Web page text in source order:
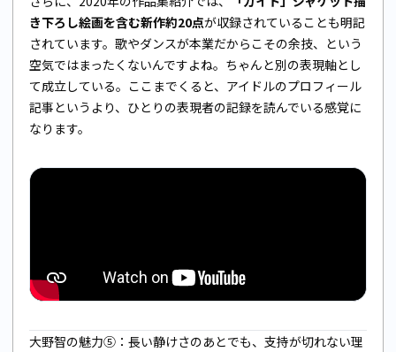
き下ろし絵画を含む新作約20点が収録されていることも明記
されています。歌やダンスが本業だからこその余技、という
空気ではまったくないんですよね。ちゃんと別の表現軸とし
て成立している。ここまでくると、アイドルのプロフィール
記事というより、ひとりの表現者の記録を読んでいる感覚に
なります。
大野智の魅力⑤：長い静けさのあとでも、支持が切れない理